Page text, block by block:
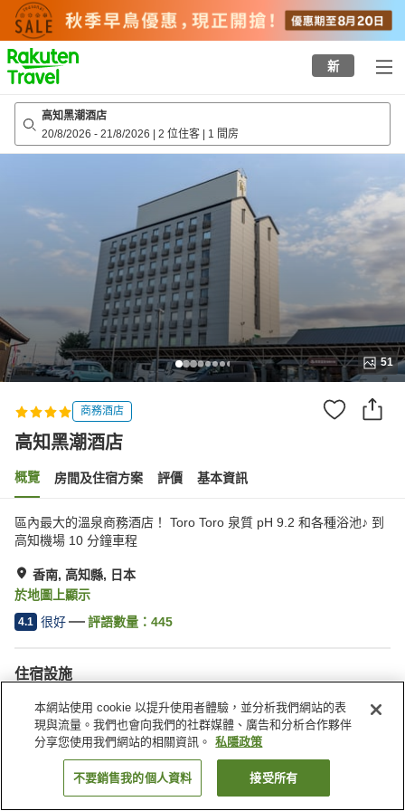
to
top
page
新
高知黑潮酒店
20/8/2026 - 21/8/2026 | 2 位住客 | 1 間房
51
商務酒店
高知黑潮酒店
概覽 房間及住宿方案 評價 基本資訊
區內最大的溫泉商務酒店！ Toro Toro 泉質 pH 9.2 和各種浴池♪ 到
高知機場 10 分鐘車程
香南, 高知縣, 日本
於地圖上顯示
4.1 很好 評語數量： 445
住宿設施
停車場
桑拿
餐廳
咖啡廳
找客房
本網站使用 cookie 以提升使用者體驗，並分析我們網站的表
現與流量。我們也會向我們的社群媒體、廣告和分析合作夥伴
分享您使用我們網站的相關資訊。
私隱政策
不要銷售我的個人資料 接受所有